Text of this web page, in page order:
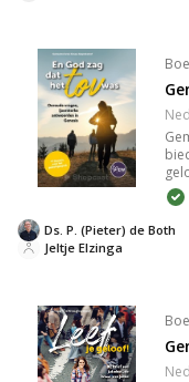
de
Jeltje Elzinga
Ds. P. (Pieter) de Both